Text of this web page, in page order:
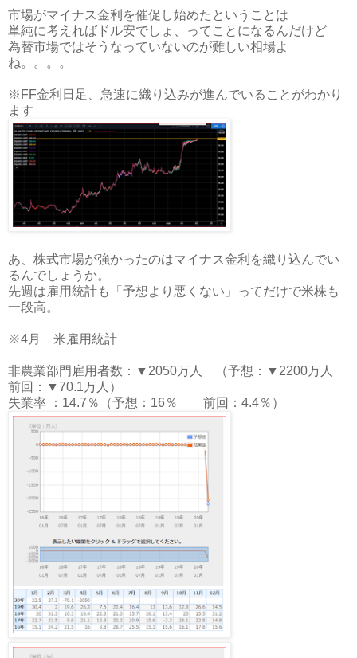
市場がマイナス金利を催促し始めたということは
単純に考えればドル安でしょ、ってことになるんだけど
為替市場ではそうなっていないのが難しい相場よ
ね。。。。
※FF金利日足、急速に織り込みが進んでいることがわかり
ます
あ、株式市場が強かったのはマイナス金利を織り込んでい
るんでしょうか。
先週は雇用統計も「予想より悪くない」ってだけで米株も
一段高。
※4月 米雇用統計
非農業部門雇用者数：▼2050万人 （予想：▼2200万人
前回：▼70.1万人）
失業率 ：14.7％（予想：16％ 前回：4.4％）